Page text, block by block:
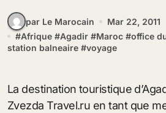
par Le Marocain
Mar 22, 2011
#Afrique #Agadir #Maroc #office
station balneaire #voyage
La destination touristique
Zvezda Travel.ru en tant que